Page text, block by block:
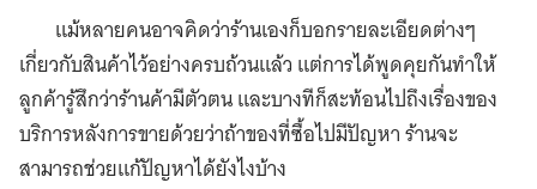
แม้หลายคนอาจคิดว่าร้านเองก็บอกรายละเอียดต่างๆ
เกี่ยวกับสินค้าไว้อย่างครบถ้วนแล้ว แต่การได้พูดคุยกันทำให้
ลูกค้ารู้สึกว่าร้านค้ามีตัวตน และบางทีก็สะท้อนไปถึงเรื่องของ
บริการหลังการขายด้วยว่าถ้าของที่ซื้อไปมีปัญหา ร้านจะ
สามารถช่วยแก้ปัญหาได้ยังไงบ้าง